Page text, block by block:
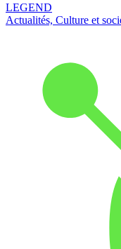
LEGEND
Actualités, Culture et